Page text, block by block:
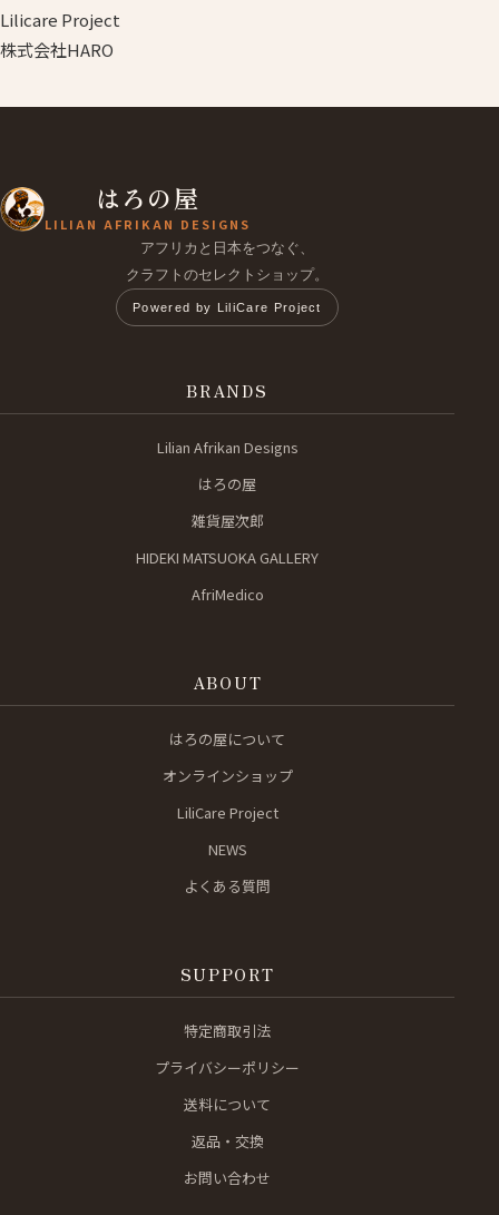
Lilicare Project
株式会社HARO
はろの屋
LILIAN AFRIKAN DESIGNS
アフリカと日本をつなぐ、
クラフトのセレクトショップ。
Powered by LiliCare Project
BRANDS
Lilian Afrikan Designs
はろの屋
雑貨屋次郎
HIDEKI MATSUOKA GALLERY
AfriMedico
ABOUT
はろの屋について
オンラインショップ
LiliCare Project
NEWS
よくある質問
SUPPORT
特定商取引法
プライバシーポリシー
送料について
返品・交換
お問い合わせ